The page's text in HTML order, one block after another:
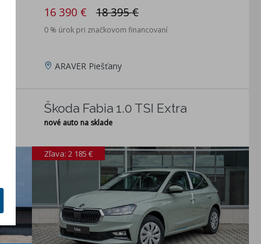
16 390 € 18 395 €
0 % úrok pri značkovom financovaní
ARAVER Piešťany
Škoda Fabia 1.0 TSI Extra
nové auto na sklade
Zľava: 2 185 €